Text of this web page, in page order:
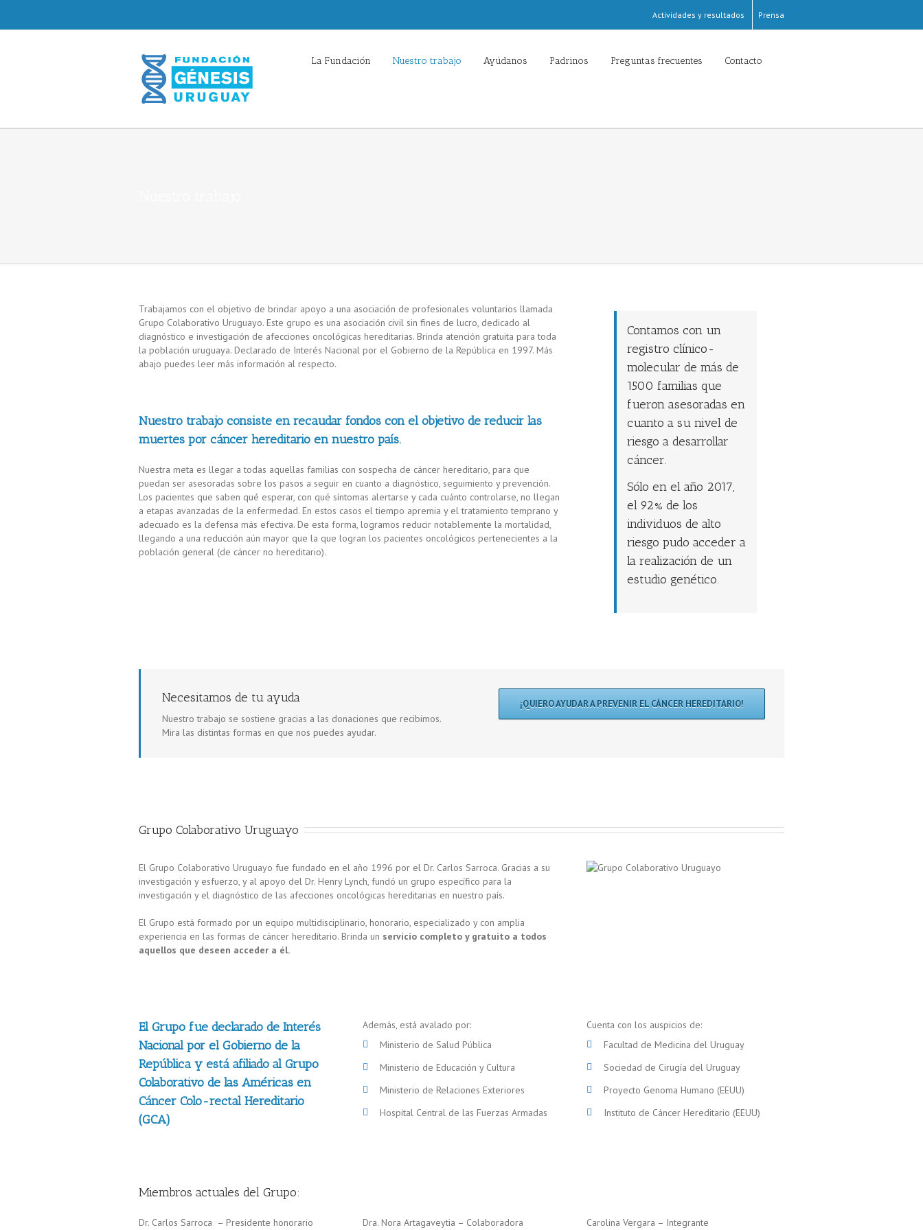
Actividades y resultados Prensa
La Fundación Nuestro trabajo Ayúdanos Padrinos Preguntas frecuentes Contacto
Trabajamos con el objetivo de brindar apoyo a una asociación de profesionales voluntarios llamada
Grupo Colaborativo Uruguayo. Este grupo es una asociación civil sin fines de lucro, dedicado al
diagnóstico e investigación de afecciones oncológicas hereditarias. Brinda atención gratuita para toda
la población uruguaya. Declarado de Interés Nacional por el Gobierno de la República en 1997. Más
abajo puedes leer más información al respecto.
Nuestro trabajo consiste en recaudar fondos con el objetivo de reducir las
muertes por cáncer hereditario en nuestro país.
Nuestra meta es llegar a todas aquellas familias con sospecha de cáncer hereditario, para que
puedan ser asesoradas sobre los pasos a seguir en cuanto a diagnóstico, seguimiento y prevención.
Los pacientes que saben qué esperar, con qué síntomas alertarse y cada cuánto controlarse, no llegan
a etapas avanzadas de la enfermedad. En estos casos el tiempo apremia y el tratamiento temprano y
adecuado es la defensa más efectiva. De esta forma, logramos reducir notablemente la mortalidad,
llegando a una reducción aún mayor que la que logran los pacientes oncológicos pertenecientes a la
población general (de cáncer no hereditario).
Contamos con un
registro clínico-
molecular de más de
1500 familias que
fueron asesoradas en
cuanto a su nivel de
riesgo a desarrollar
cáncer.
Sólo en el año 2017,
el 92% de los
individuos de alto
riesgo pudo acceder a
la realización de un
estudio genético.
¡QUIERO AYUDAR A PREVENIR EL CÁNCER HEREDITARIO!
Necesitamos de tu ayuda
Nuestro trabajo se sostiene gracias a las donaciones que recibimos.
Mira las distintas formas en que nos puedes ayudar.
Grupo Colaborativo Uruguayo
El Grupo Colaborativo Uruguayo fue fundado en el año 1996 por el Dr. Carlos Sarroca. Gracias a su
investigación y esfuerzo, y al apoyo del Dr. Henry Lynch, fundó un grupo específico para la
investigación y el diagnóstico de las afecciones oncológicas hereditarias en nuestro país.
El Grupo está formado por un equipo multidisciplinario, honorario, especializado y con amplia
experiencia en las formas de cáncer hereditario. Brinda un servicio completo y gratuito a todos
aquellos que deseen acceder a él.
El Grupo fue declarado de Interés
Nacional por el Gobierno de la
República y está afiliado al Grupo
Colaborativo de las Américas en
Cáncer Colo-rectal Hereditario
(GCA)
Además, está avalado por:
Ministerio de Salud Pública
Ministerio de Educación y Cultura
Ministerio de Relaciones Exteriores
Hospital Central de las Fuerzas Armadas
Cuenta con los auspicios de:
Facultad de Medicina del Uruguay
Sociedad de Cirugía del Uruguay
Proyecto Genoma Humano (EEUU)
Instituto de Cáncer Hereditario (EEUU)
Miembros actuales del Grupo:
Dr. Carlos Sarroca – Presidente honorario Dra. Nora Artagaveytia – Colaboradora Carolina Vergara – Integrante